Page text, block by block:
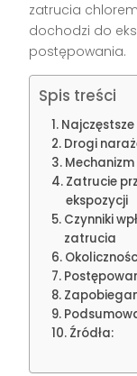
zatrucia
dochodzi do
postępowania.
Spis treści
Drogi
Zatrucie
ekspozycji
Czynniki
zatrucia
Źródła: